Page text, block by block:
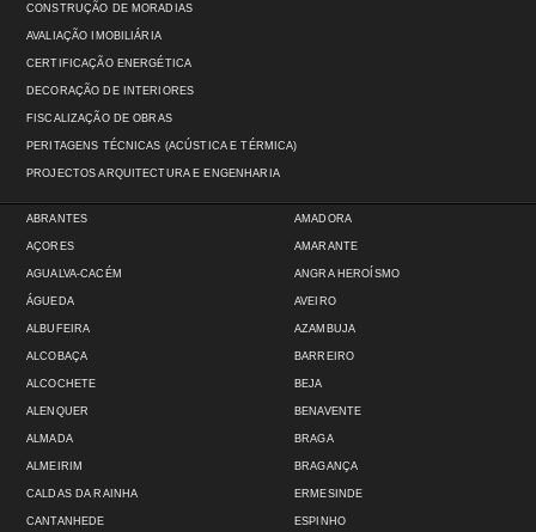
CONSTRUÇÃO DE MORADIAS
AVALIAÇÃO IMOBILIÁRIA
CERTIFICAÇÃO ENERGÉTICA
DECORAÇÃO DE INTERIORES
FISCALIZAÇÃO DE OBRAS
PERITAGENS TÉCNICAS (ACÚSTICA E TÉRMICA)
PROJECTOS ARQUITECTURA E ENGENHARIA
ABRANTES
AÇORES
AGUALVA-CACÉM
ÁGUEDA
ALBUFEIRA
ALCOBAÇA
ALCOCHETE
ALENQUER
ALMADA
ALMEIRIM
AMADORA
AMARANTE
ANGRA HEROÍSMO
AVEIRO
AZAMBUJA
BARREIRO
BEJA
BENAVENTE
BRAGA
BRAGANÇA
CALDAS DA RAINHA
CANTANHEDE
ERMESINDE
ESPINHO